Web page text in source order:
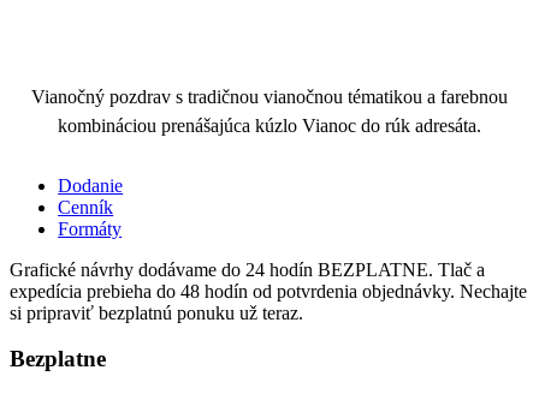
Vianočný pozdrav s tradičnou vianočnou tématikou a farebnou
kombináciou prenášajúca kúzlo Vianoc do rúk adresáta.
Dodanie
Cenník
Formáty
Grafické návrhy dodávame do 24 hodín BEZPLATNE. Tlač a
expedícia prebieha do 48 hodín od potvrdenia objednávky. Nechajte
si pripraviť bezplatnú ponuku už teraz.
Bezplatne